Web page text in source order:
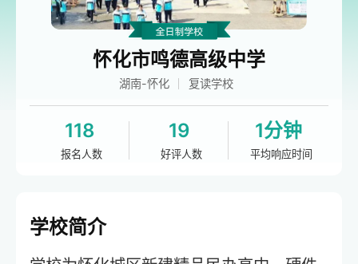
怀化市鸣德高级中学
湖南-怀化 复读学校
118
报名人数
19
好评人数
1分钟
平均响应时间
学校简介